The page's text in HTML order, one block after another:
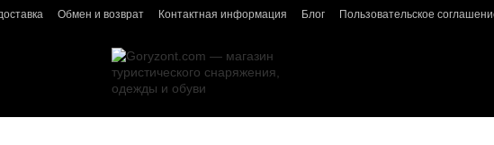
Обмен и возврат Контактная информация Блог Пользовательское